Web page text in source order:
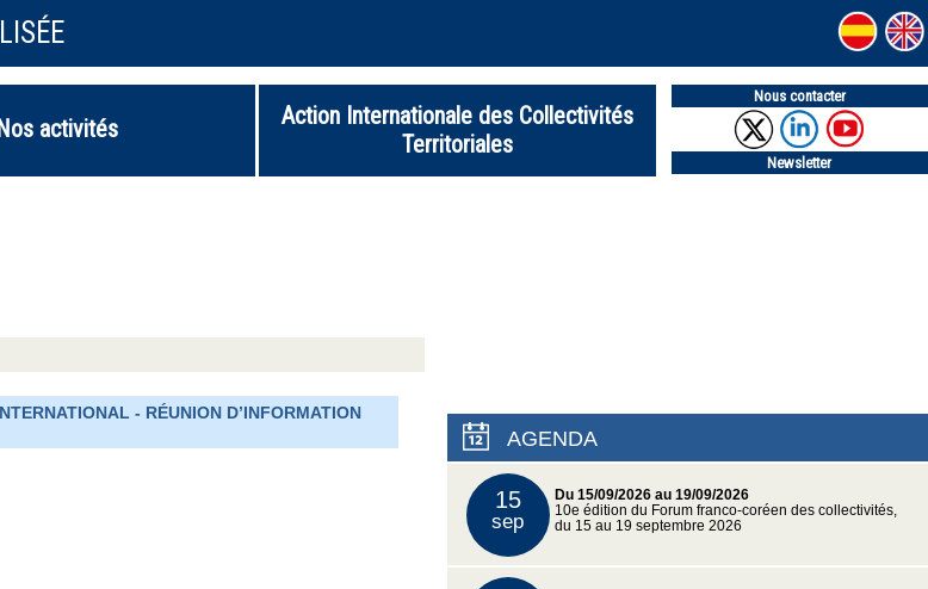
activités
Action Internationale des Collectivités
Territoriales
Nous contacter
Newsletter
- RÉUNION D’INFORMATION
AGENDA
15
sep
Du 15/09/2026 au 19/09/2026
10e édition du Forum franco-coréen des collectivités,
du 15 au 19 septembre 2026